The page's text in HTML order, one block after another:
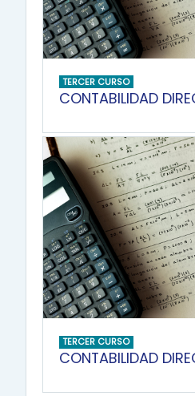
TERCER CURSO
CONTABILIDAD
TERCER CURSO
CONTABILIDAD